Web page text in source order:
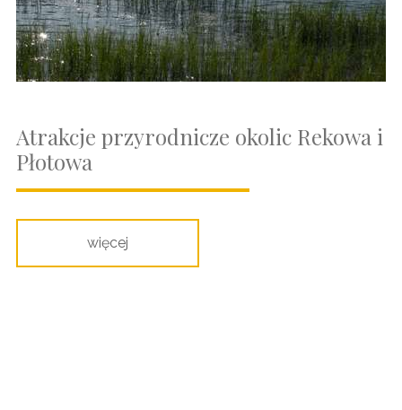
Atrakcje przyrodnicze okolic Rekowa i
Płotowa
więcej